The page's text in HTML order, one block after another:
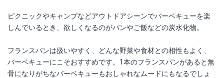
ピクニックやキャンプなどアウトドアシーンでバーベキューを楽
しんでいるとき、欲しくなるのがパンやご飯などの炭水化物。
フランスパンは扱いやすく、どんな野菜や食材との相性もよく、
バーベキューにこそおすすめです。1本のフランスパンがあると無
骨になりがちなバーベキューもおしゃれなムードにもなるでしょ